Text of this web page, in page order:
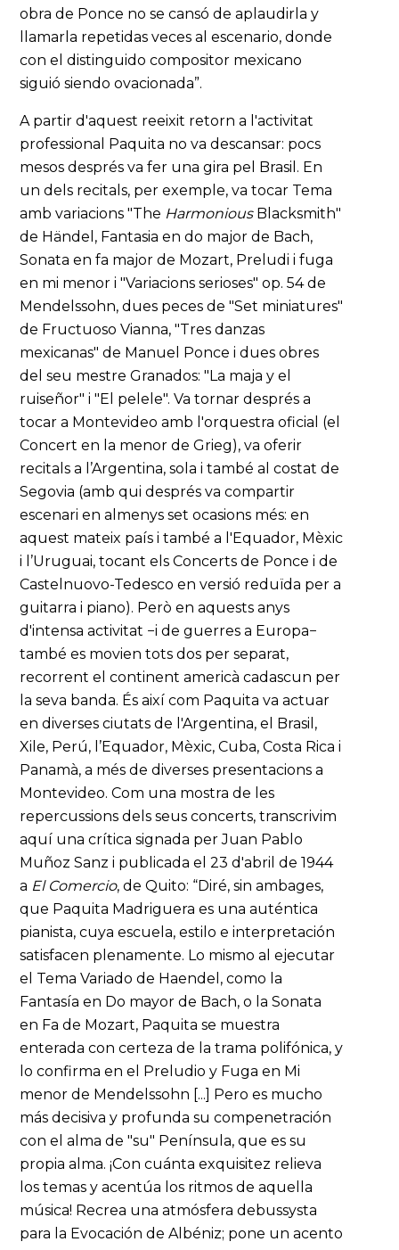
obra de Ponce no se cansó de aplaudirla y
llamarla repetidas veces al escenario, donde
con el distinguido compositor mexicano
siguió siendo ovacionada”.
A partir d'aquest reeixit retorn a l'activitat
professional Paquita no va descansar: pocs
mesos després va fer una gira pel Brasil. En
un dels recitals, per exemple, va tocar Tema
amb variacions "The HarmoniousBlacksmith"
de Händel, Fantasia en do major de Bach,
Sonata en fa major de Mozart, Preludi i fuga
en mi menor i "Variacions serioses" op. 54 de
Mendelssohn, dues peces de "Set miniatures"
de Fructuoso Vianna, "Tres danzas
mexicanas" de Manuel Ponce i dues obres
del seu mestre Granados: "La maja y el
ruiseñor" i "El pelele". Va tornar després a
tocar a Montevideo amb l'orquestra oficial (el
Concert en la menor de Grieg), va oferir
recitals a l’Argentina, sola i també al costat de
Segovia (amb qui després va compartir
escenari en almenys set ocasions més: en
aquest mateix país i també a l'Equador, Mèxic
i l’Uruguai, tocant els Concerts de Ponce i de
Castelnuovo-Tedesco en versió reduïda per a
guitarra i piano). Però en aquests anys
d'intensa activitat −i de guerres a Europa−
també es movien tots dos per separat,
recorrent el continent americà cadascun per
la seva banda. És així com Paquita va actuar
en diverses ciutats de l'Argentina, el Brasil,
Xile, Perú, l’Equador, Mèxic, Cuba, Costa Rica i
Panamà, a més de diverses presentacions a
Montevideo. Com una mostra de les
repercussions dels seus concerts, transcrivim
aquí una crítica signada per Juan Pablo
Muñoz Sanz i publicada el 23 d'abril de 1944
a El Comercio, de Quito: “Diré, sin ambages,
que Paquita Madriguera es una auténtica
pianista, cuya escuela, estilo e interpretación
satisfacen plenamente. Lo mismo al ejecutar
el Tema Variado de Haendel, como la
Fantasía en Do mayor de Bach, o la Sonata
en Fa de Mozart, Paquita se muestra
enterada con certeza de la trama polifónica, y
lo confirma en el Preludio y Fuga en Mi
menor de Mendelssohn [...] Pero es mucho
más decisiva y profunda su compenetración
con el alma de "su" Península, que es su
propia alma. ¡Con cuánta exquisitez relieva
los temas y acentúa los ritmos de aquella
música! Recrea una atmósfera debussysta
para la Evocación de Albéniz; pone un acento